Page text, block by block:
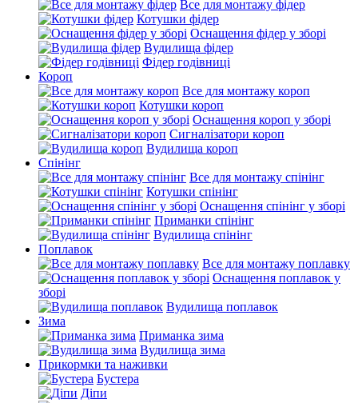
Все для монтажу фідер
Котушки фідер
Оснащення фідер у зборі
Вудилища фідер
Фідер годівниці
Короп
Все для монтажу короп
Котушки короп
Оснащення короп у зборі
Сигналізатори короп
Вудилища короп
Спінінг
Все для монтажу спінінг
Котушки спінінг
Оснащення спінінг у зборі
Приманки спінінг
Вудилища спінінг
Поплавок
Все для монтажу поплавку
Оснащення поплавок у
зборі
Вудилища поплавок
Зима
Приманка зима
Вудилища зима
Прикормки та наживки
Бустера
Діпи